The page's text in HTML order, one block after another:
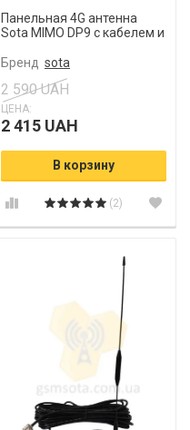
Панельная 4G антенна
Sota MIMO DP9 с кабелем и
Бренд sota
2 590 UAH
ЦЕНА:
2 415 UAH
В корзину
(2)